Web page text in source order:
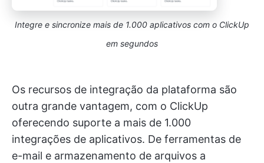
Integre e sincronize mais de 1.000 aplicativos com o ClickUp
em segundos
Os recursos de integração da plataforma são
outra grande vantagem, com o ClickUp
oferecendo suporte a mais de 1.000
integrações de aplicativos. De ferramentas de
e-mail e armazenamento de arquivos a